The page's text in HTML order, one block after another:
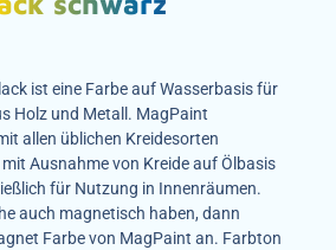
ist eine Farbe auf Wasserbasis für
Holz und Metall. MagPaint
allen üblichen Kreidesorten
Ausnahme von Kreide auf Ölbasis
für Nutzung in Innenräumen.
auch magnetisch haben, dann
Farbe von MagPaint an. Farbton